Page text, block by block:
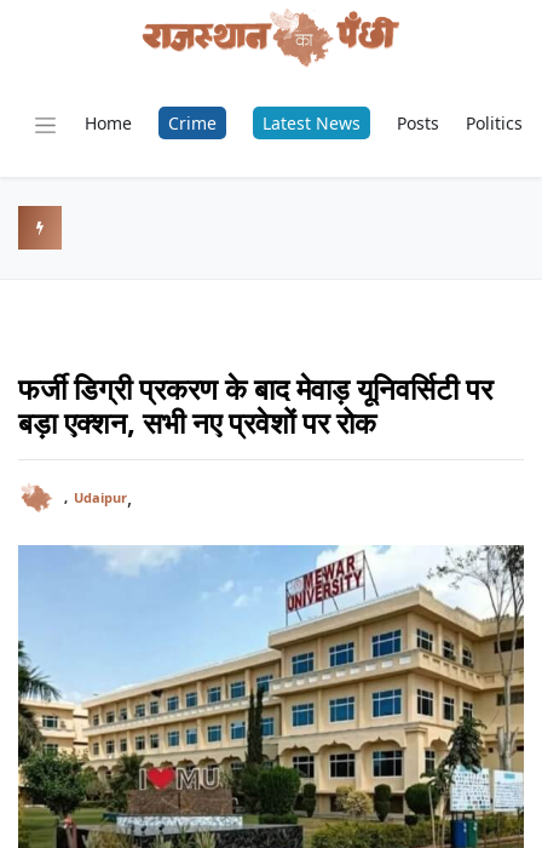
Home Crime Latest News Posts Politics
फर्जी डिग्री प्रकरण के बाद मेवाड़ यूनिवर्सिटी पर
बड़ा एक्शन, सभी नए प्रवेशों पर रोक
, Udaipur,